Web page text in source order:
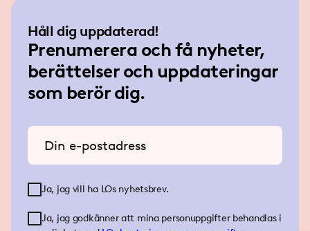
Håll dig uppdaterad!
Prenumerera och få nyheter,
berättelser och uppdateringar
som berör dig.
Ange din e-postadress
Ja, jag vill ha LOs nyhetsbrev.
Ja, jag godkänner att mina personuppgifter behandlas i